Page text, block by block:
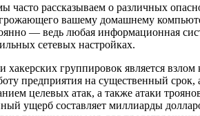
рассказываем о различных
вашему домашнему
— ведь любая информационная
сетевых настройках.
хакерских группировок является
предприятия на существенный
целевых атак, а также атаки
ущерб составляет миллиарды